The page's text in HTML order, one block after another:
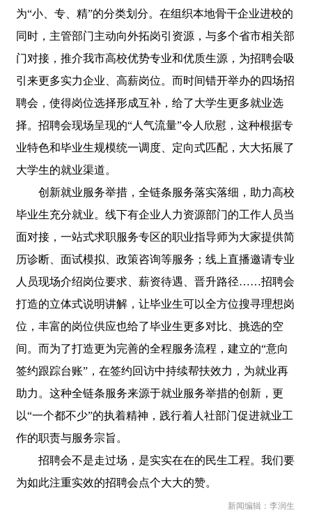
为“小、专、精”的分类划分。在组织本地骨干企业进校的
同时，主管部门主动向外拓岗引资源，与多个省市相关部
门对接，推介我市高校优势专业和优质生源，为招聘会吸
引来更多实力企业、高薪岗位。而时间错开举办的四场招
聘会，使得岗位选择形成互补，给了大学生更多就业选
择。招聘会现场呈现的“人气流量”令人欣慰，这种根据专
业特色和毕业生规模统一调度、定向式匹配，大大拓展了
大学生的就业渠道。
创新就业服务举措，全链条服务落实落细，助力高校
毕业生充分就业。线下有企业人力资源部门的工作人员当
面对接，一站式求职服务专区的职业指导师为大家提供简
历诊断、面试模拟、政策咨询等服务；线上直播邀请专业
人员现场介绍岗位要求、薪资待遇、晋升路径……招聘会
打造的立体式说明讲解，让毕业生可以全方位搜寻理想岗
位，丰富的岗位供应也给了毕业生更多对比、挑选的空
间。而为了打造更为完善的全程服务流程，建立的“意向
签约跟踪台账”，在签约回访中持续帮扶效力，为就业再
助力。这种全链条服务来源于就业服务举措的创新，更
以“一个都不少”的执着精神，践行着人社部门促进就业工
作的职责与服务宗旨。
招聘会不是走过场，是实实在在的民生工程。我们要
为如此注重实效的招聘会点个大大的赞。
新闻编辑：李润生